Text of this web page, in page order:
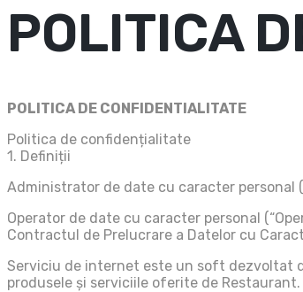
POLITICA
POLITICA DE CONFIDENTIALITATE
Politica de confidențialitate
1. Definiții
Administrator de date cu caracter personal
Operator de date cu caracter personal
Contractul de Prelucrare a Datelor cu
Serviciu de internet este un soft dezvoltat
produsele și serviciile oferite de Restaurant.